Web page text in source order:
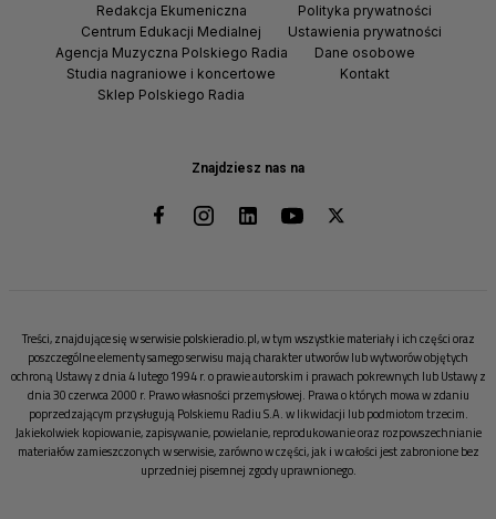
Znajdziesz nas na
Redakcja Ekumeniczna
Centrum Edukacji Medialnej
Agencja Muzyczna Polskiego Radia
Studia nagraniowe i koncertowe
Sklep Polskiego Radia
Polityka prywatności
Ustawienia prywatności
Dane osobowe
Kontakt
Treści, znajdujące się w serwisie polskieradio.pl, w tym wszystkie materiały i ich części oraz
poszczególne elementy samego serwisu mają charakter utworów lub wytworów objętych
ochroną Ustawy z dnia 4 lutego 1994 r. o prawie autorskim i prawach pokrewnych lub Ustawy z
dnia 30 czerwca 2000 r. Prawo własności przemysłowej. Prawa o których mowa w zdaniu
poprzedzającym przysługują Polskiemu Radiu S.A. w likwidacji lub podmiotom trzecim.
Jakiekolwiek kopiowanie, zapisywanie, powielanie, reprodukowanie oraz rozpowszechnianie
materiałów zamieszczonych w serwisie, zarówno w części, jak i w całości jest zabronione bez
uprzedniej pisemnej zgody uprawnionego.